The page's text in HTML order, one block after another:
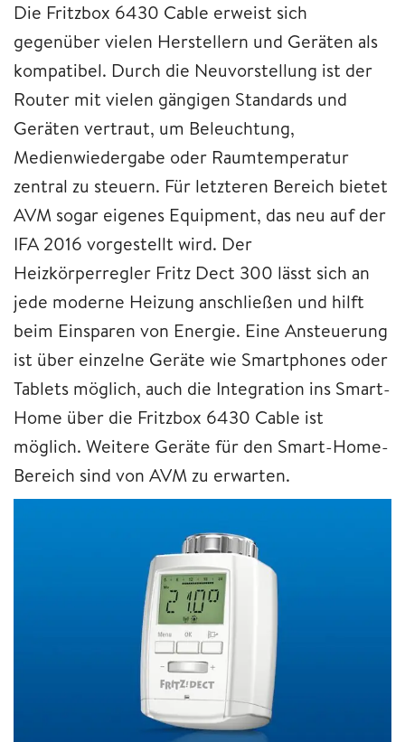
Die Fritzbox 6430 Cable erweist sich
gegenüber vielen Herstellern und Geräten als
kompatibel. Durch die Neuvorstellung ist der
Router mit vielen gängigen Standards und
Geräten vertraut, um Beleuchtung,
Medienwiedergabe oder Raumtemperatur
zentral zu steuern. Für letzteren Bereich bietet
AVM sogar eigenes Equipment, das neu auf der
IFA 2016 vorgestellt wird. Der
Heizkörperregler Fritz Dect 300 lässt sich an
jede moderne Heizung anschließen und hilft
beim Einsparen von Energie. Eine Ansteuerung
ist über einzelne Geräte wie Smartphones oder
Tablets möglich, auch die Integration ins Smart-
Home über die Fritzbox 6430 Cable ist
möglich. Weitere Geräte für den Smart-Home-
Bereich sind von AVM zu erwarten.